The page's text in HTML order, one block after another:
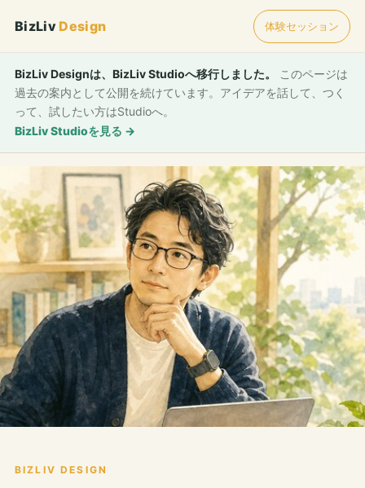
BizLiv Design 体験セッション
BizLiv Designは、BizLiv Studioへ移行しました。
このページは
過去の案内として公開を続けています。アイデアを話して、つく
って、試したい方はStudioへ。
BizLiv Studioを見る →
BIZLIV DESIGN